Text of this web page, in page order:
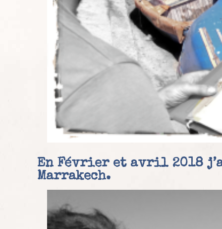
En Février et avril 2018
Marrakech.